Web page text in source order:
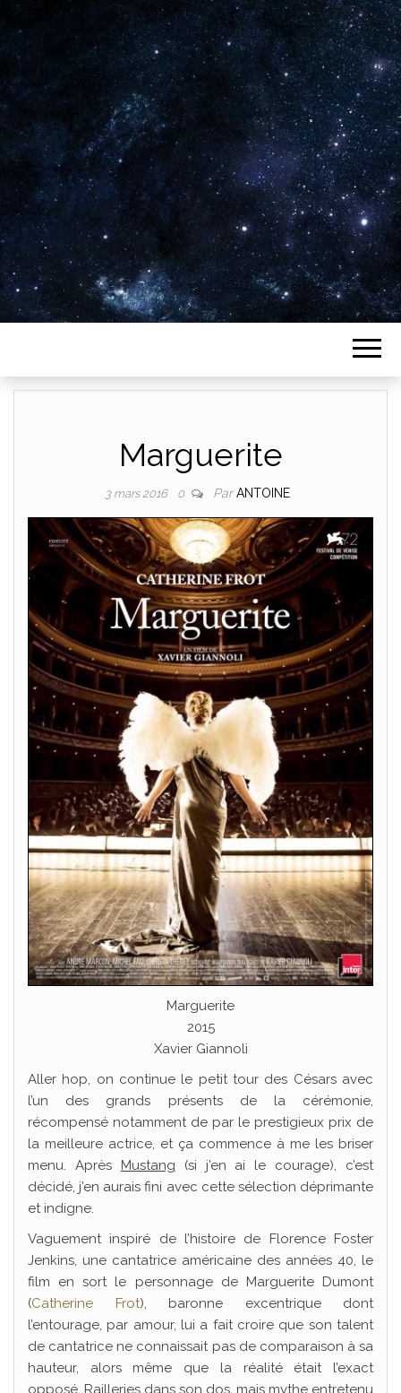
Plus de 2800 critiques de films
Marguerite
3 mars 2016 0 ParANTOINE
Marguerite
2015
Xavier Giannoli
Aller hop, on continue le petit tour des Césars avec
l’un des grands présents de la cérémonie,
récompensé notamment de par le prestigieux prix de
la meilleure actrice, et ça commence à me les briser
menu. Après Mustang (si j’en ai le courage), c’est
décidé, j’en aurais fini avec cette sélection déprimante
et indigne.
Vaguement inspiré de l’histoire de Florence Foster
Jenkins, une cantatrice américaine des années 40, le
film en sort le personnage de Marguerite Dumont
(Catherine Frot), baronne excentrique dont
l’entourage, par amour, lui a fait croire que son talent
de cantatrice ne connaissait pas de comparaison à sa
hauteur, alors même que la réalité était l’exact
opposé. Railleries dans son dos, mais mythe entretenu